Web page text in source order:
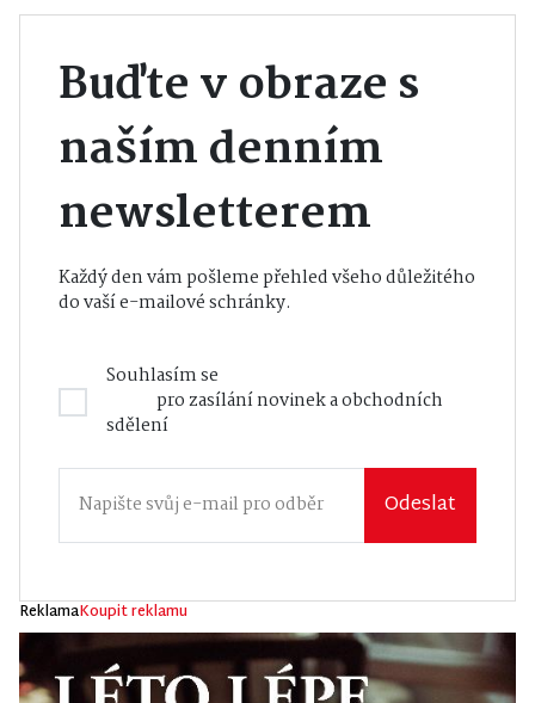
Buďte v obraze s
naším denním
newsletterem
Každý den vám pošleme přehled všeho důležitého
do vaší e-mailové schránky.
Souhlasím se
pro zasílání novinek a obchodních
sdělení
Odeslat
ReklamaKoupit reklamu